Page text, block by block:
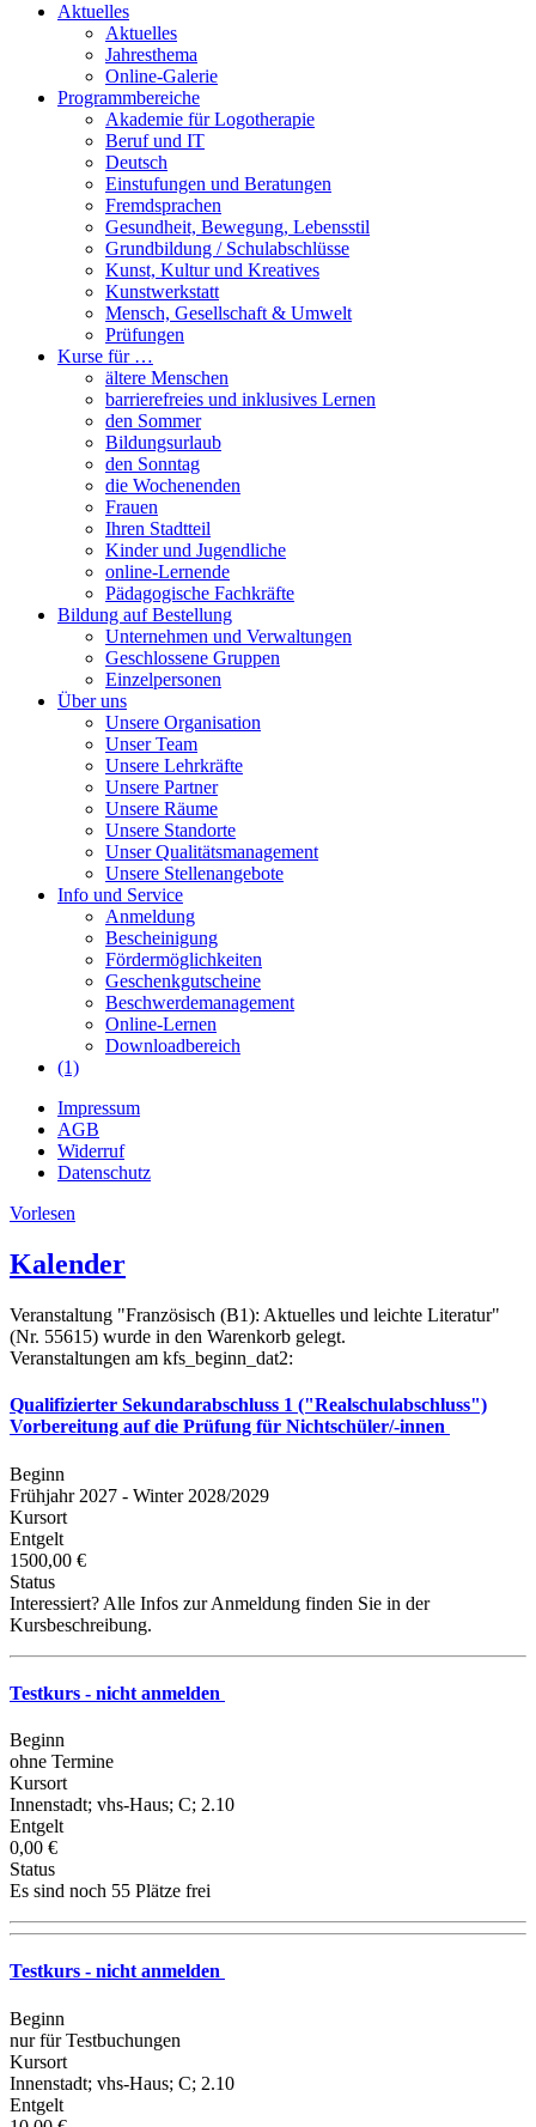
Aktuelles
Aktuelles
Jahresthema
Online-Galerie
Programmbereiche
Akademie für Logotherapie
Beruf und IT
Deutsch
Einstufungen und Beratungen
Fremdsprachen
Gesundheit, Bewegung, Lebensstil
Grundbildung / Schulabschlüsse
Kunst, Kultur und Kreatives
Kunstwerkstatt
Mensch, Gesellschaft & Umwelt
Prüfungen
Kurse für …
ältere Menschen
barrierefreies und inklusives Lernen
den Sommer
Bildungsurlaub
den Sonntag
die Wochenenden
Frauen
Ihren Stadtteil
Kinder und Jugendliche
online-Lernende
Pädagogische Fachkräfte
Bildung auf Bestellung
Unternehmen und Verwaltungen
Geschlossene Gruppen
Einzelpersonen
Über uns
Unsere Organisation
Unser Team
Unsere Lehrkräfte
Unsere Partner
Unsere Räume
Unsere Standorte
Unser Qualitätsmanagement
Unsere Stellenangebote
Info und Service
Anmeldung
Bescheinigung
Fördermöglichkeiten
Geschenkgutscheine
Beschwerdemanagement
Online-Lernen
Downloadbereich
(1)
Impressum
AGB
Widerruf
Datenschutz
Vorlesen
Kalender
Veranstaltung "Französisch (B1): Aktuelles und leichte Literatur"
(Nr. 55615) wurde in den Warenkorb gelegt.
Veranstaltungen am kfs_beginn_dat2:
Qualifizierter Sekundarabschluss 1 ("Realschulabschluss")
Vorbereitung auf die Prüfung für Nichtschüler/-innen
Beginn
Frühjahr 2027 - Winter 2028/2029
Kursort
Entgelt
1500,00 €
Status
Interessiert? Alle Infos zur Anmeldung finden Sie in der
Kursbeschreibung.
Testkurs - nicht anmelden
Beginn
ohne Termine
Kursort
Innenstadt; vhs-Haus; C; 2.10
Entgelt
0,00 €
Status
Es sind noch 55 Plätze frei
Testkurs - nicht anmelden
Beginn
nur für Testbuchungen
Kursort
Innenstadt; vhs-Haus; C; 2.10
Entgelt